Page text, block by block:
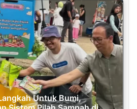
Untuk Bumi,